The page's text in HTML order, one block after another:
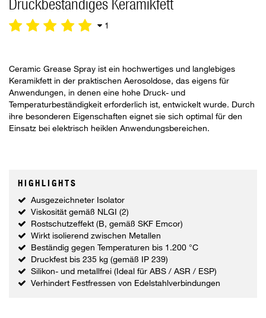
Druckbeständiges Keramikfett
1
Ceramic Grease Spray ist ein hochwertiges und langlebiges
Keramikfett in der praktischen Aerosoldose, das eigens für
Anwendungen, in denen eine hohe Druck- und
Temperaturbeständigkeit erforderlich ist, entwickelt wurde. Durch
ihre besonderen Eigenschaften eignet sie sich optimal für den
Einsatz bei elektrisch heiklen Anwendungsbereichen.
HIGHLIGHTS
Ausgezeichneter Isolator
Viskosität gemäß NLGI (2)
Rostschutzeffekt (B, gemäß SKF Emcor)
Wirkt isolierend zwischen Metallen
Beständig gegen Temperaturen bis 1.200 °C
Druckfest bis 235 kg (gemäß IP 239)
Silikon- und metallfrei (Ideal für ABS / ASR / ESP)
Verhindert Festfressen von Edelstahlverbindungen